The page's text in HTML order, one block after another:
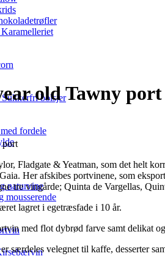
Karamelleriet
bolsjer
fordele
naturvine
mousserende
old Tawny port
port
Fladgate & Yeatman, som det helt
Her afskibes portvinene, som
tre vingårde; Quinta de Vargellas,
lagret i egetræsfade i 10 år.
med flot dybrød farve samt delikat
særdeles velegnet til kaffe, desserter